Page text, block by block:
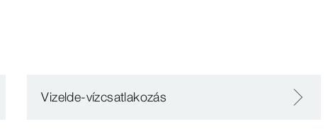
Vizelde-vízcsatlakozás